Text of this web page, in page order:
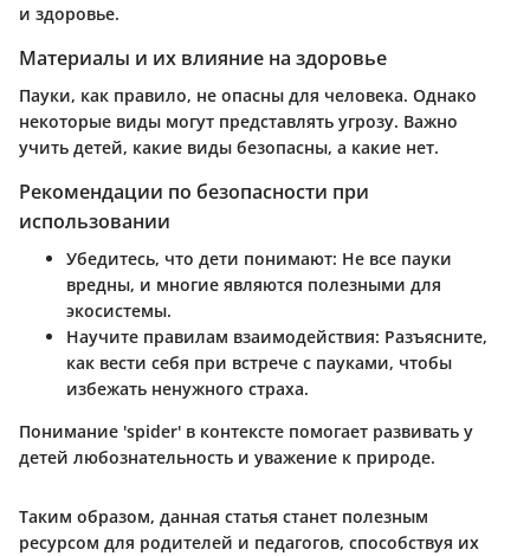
и здоровье.
Материалы и их влияние на здоровье
Пауки, как правило, не опасны для человека. Однако
некоторые виды могут представлять угрозу. Важно
учить детей, какие виды безопасны, а какие нет.
Рекомендации по безопасности при
использовании
Убедитесь, что дети понимают: Не все пауки
вредны, и многие являются полезными для
экосистемы.
Научите правилам взаимодействия: Разъясните,
как вести себя при встрече с пауками, чтобы
избежать ненужного страха.
Понимание 'spider' в контексте помогает развивать у
детей любознательность и уважение к природе.
Таким образом, данная статья станет полезным
ресурсом для родителей и педагогов, способствуя их